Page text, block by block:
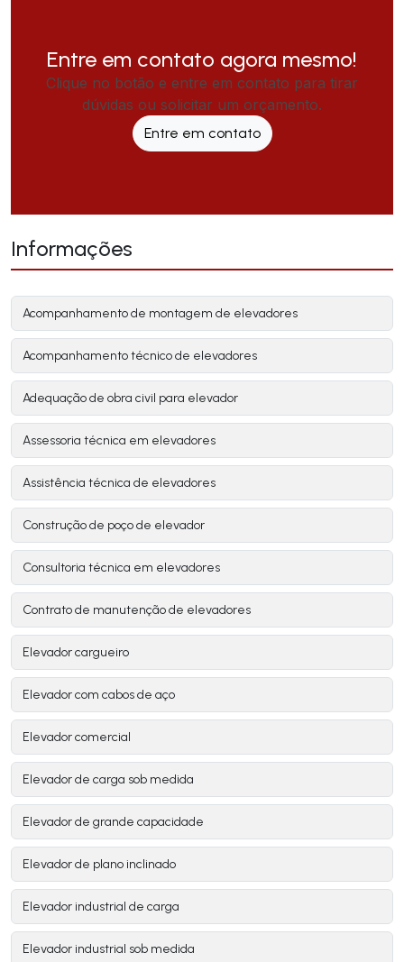
Entre em contato agora mesmo!
Clique no botão e entre em contato para tirar
dúvidas ou solicitar um orçamento.
Entre em contato
Informações
Acompanhamento de montagem de elevadores
Acompanhamento técnico de elevadores
Adequação de obra civil para elevador
Assessoria técnica em elevadores
Assistência técnica de elevadores
Construção de poço de elevador
Consultoria técnica em elevadores
Contrato de manutenção de elevadores
Elevador cargueiro
Elevador com cabos de aço
Elevador comercial
Elevador de carga sob medida
Elevador de grande capacidade
Elevador de plano inclinado
Elevador industrial de carga
Elevador industrial sob medida